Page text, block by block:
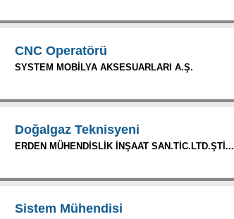
CNC Operatörü
SYSTEM MOBİLYA AKSESUARLARI A.Ş.
Doğalgaz Teknisyeni
ERDEN MÜHENDİSLİK İNŞAAT SAN.TİC.LTD.ŞTİ...
Sistem Mühendisi